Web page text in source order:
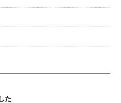
た